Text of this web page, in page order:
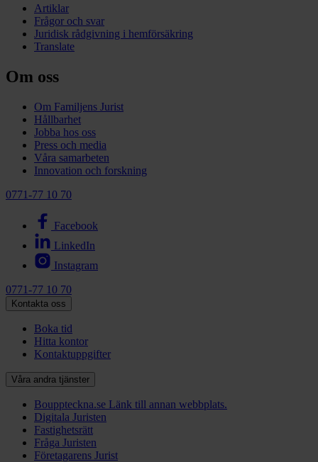
Artiklar
Frågor och svar
Juridisk rådgivning i hemförsäkring
Translate
Om oss
Om Familjens Jurist
Hållbarhet
Jobba hos oss
Press och media
Våra samarbeten
Innovation och forskning
0771-77 10 70
Facebook
LinkedIn
Instagram
0771-77 10 70
Kontakta oss
Boka tid
Hitta kontor
Kontaktuppgifter
Våra andra tjänster
Bouppteckna.se Länk till annan webbplats.
Digitala Juristen
Fastighetsrätt
Fråga Juristen
Företagarens Jurist